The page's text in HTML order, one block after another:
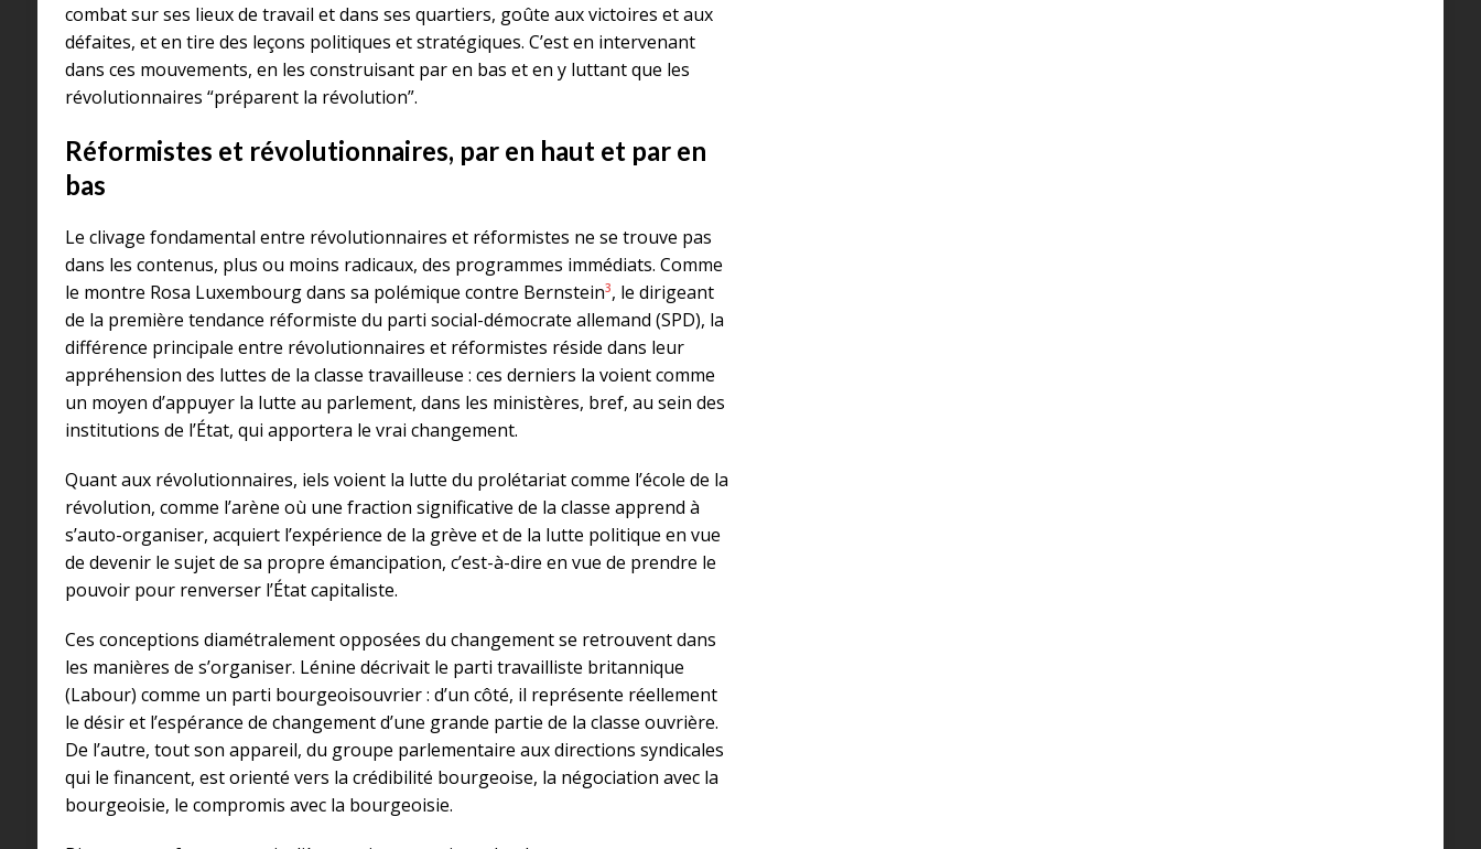
combat sur ses lieux de travail et dans ses quartiers, goûte aux victoires et aux
défaites, et en tire des leçons politiques et stratégiques. C’est en intervenant
dans ces mouvements, en les construisant par en bas et en y luttant que les
révolutionnaires “préparent la révolution”.
Réformistes et révolutionnaires, par en haut et par en
bas
Le clivage fondamental entre révolutionnaires et réformistes ne se trouve pas
dans les contenus, plus ou moins radicaux, des programmes immédiats. Comme
le montre Rosa Luxembourg dans sa polémique contre Bernstein3, le dirigeant
de la première tendance réformiste du parti social-démocrate allemand (SPD), la
différence principale entre révolutionnaires et réformistes réside dans leur
appréhension des luttes de la classe travailleuse : ces derniers la voient comme
un moyen d’appuyer la lutte au parlement, dans les ministères, bref, au sein des
institutions de l’État, qui apportera le vrai changement.
Quant aux révolutionnaires, iels voient la lutte du prolétariat comme l’école de la
révolution, comme l’arène où une fraction significative de la classe apprend à
s’auto-organiser, acquiert l’expérience de la grève et de la lutte politique en vue
de devenir le sujet de sa propre émancipation, c’est-à-dire en vue de prendre le
pouvoir pour renverser l’État capitaliste.
Ces conceptions diamétralement opposées du changement se retrouvent dans
les manières de s’organiser. Lénine décrivait le parti travailliste britannique
(Labour) comme un parti bourgeoisouvrier : d’un côté, il représente réellement
le désir et l’espérance de changement d’une grande partie de la classe ouvrière.
De l’autre, tout son appareil, du groupe parlementaire aux directions syndicales
qui le financent, est orienté vers la crédibilité bourgeoise, la négociation avec la
bourgeoisie, le compromis avec la bourgeoisie.